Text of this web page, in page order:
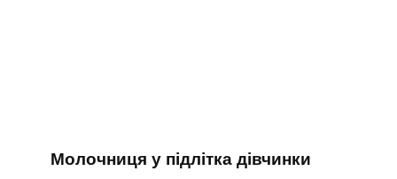
Молочниця у підлітка дівчинки